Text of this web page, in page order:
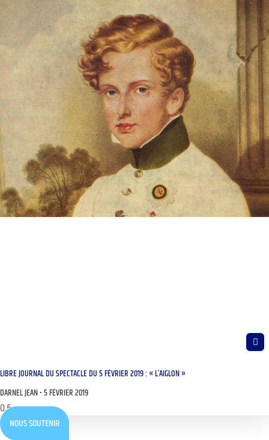
LIBRE JOURNAL DU SPECTACLE DU 5 FÉVRIER 2019 : « L’AIGLON »
DARNEL JEAN 5 FÉVRIER 2019
NOUS SOUTENIR